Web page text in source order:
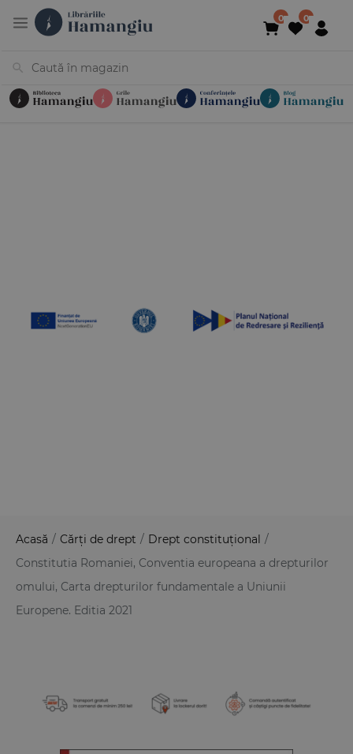
Acasă / Cărți de drept / Drept constituțional /
Constitutia Romaniei, Conventia europeana a drepturilor
omului, Carta drepturilor fundamentale a Uniunii
Europene. Editia 2021